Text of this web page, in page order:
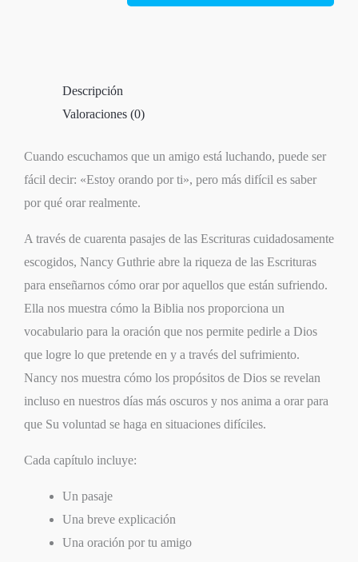
Descripción
Valoraciones (0)
Cuando escuchamos que un amigo está luchando, puede ser
fácil decir: «Estoy orando por ti», pero más difícil es saber
por qué orar realmente.
A través de cuarenta pasajes de las Escrituras cuidadosamente
escogidos, Nancy Guthrie abre la riqueza de las Escrituras
para enseñarnos cómo orar por aquellos que están sufriendo.
Ella nos muestra cómo la Biblia nos proporciona un
vocabulario para la oración que nos permite pedirle a Dios
que logre lo que pretende en y a través del sufrimiento.
Nancy nos muestra cómo los propósitos de Dios se revelan
incluso en nuestros días más oscuros y nos anima a orar para
que Su voluntad se haga en situaciones difíciles.
Cada capítulo incluye:
Un pasaje
Una breve explicación
Una oración por tu amigo